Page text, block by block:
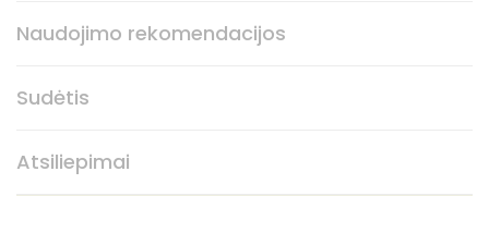
Naudojimo rekomendacijos
Sudėtis
Atsiliepimai